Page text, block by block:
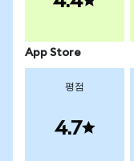
App Store
평점
4.7